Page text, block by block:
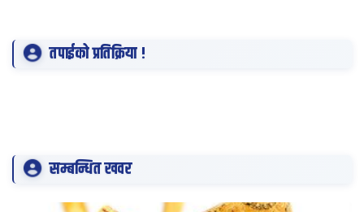
तपाईको प्रतिक्रिया !
सम्बन्धित खवर